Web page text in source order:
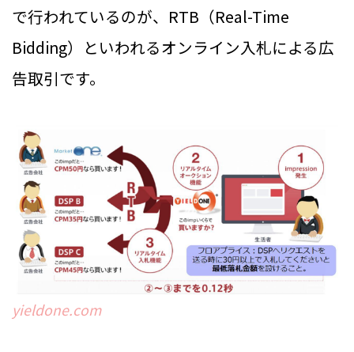
で行われているのが、RTB（Real-Time
Bidding）といわれるオンライン入札による広
告取引です。
yieldone.com